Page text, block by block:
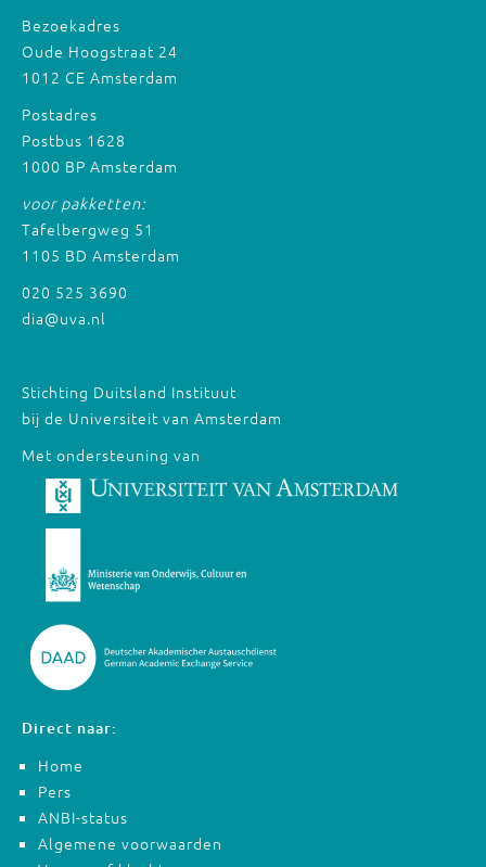
Bezoekadres
Oude Hoogstraat 24
1012 CE Amsterdam
Postadres
Postbus 1628
1000 BP Amsterdam
voor pakketten:
Tafelbergweg 51
1105 BD Amsterdam
020 525 3690
dia@uva.nl
Stichting Duitsland Instituut
bij de Universiteit van Amsterdam
Met ondersteuning van
Direct naar:
Home
Pers
ANBI-status
Algemene voorwaarden